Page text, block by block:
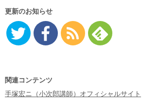
更新のお知らせ
関連コンテンツ
手塚宏ニ（小次郎講師）オフィシャルサイト